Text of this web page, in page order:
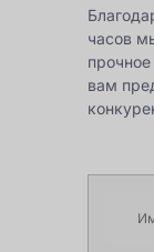
часов
вам